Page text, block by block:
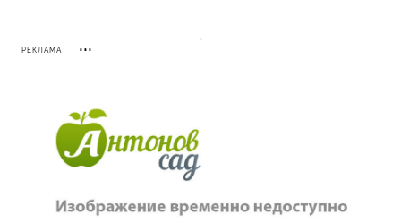
РЕКЛАМА